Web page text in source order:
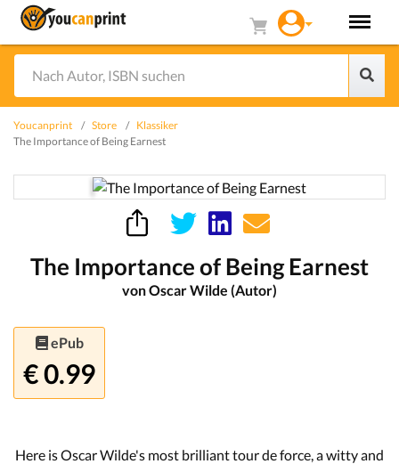
Youcanprint Store
Klassiker
The Importance of Being Earnest
The Importance of Being Earnest
von Oscar Wilde (Autor)
ePub
€ 0.99
Here is Oscar Wilde's most brilliant tour de force, a witty and